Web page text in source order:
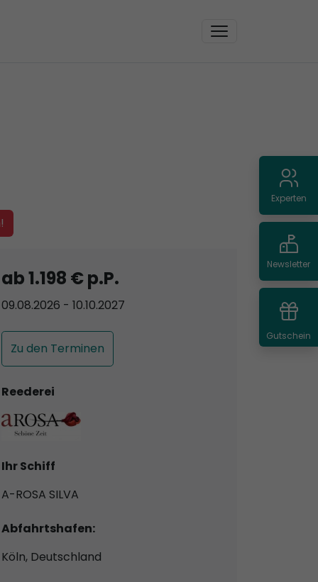
TARIF: Premium Alles Inklusive
ab 1.198 € p.P.
09.08.2026 - 10.10.2027
Zu den Terminen
Reederei
Ihr Schiff
A-ROSA SILVA
Abfahrtshafen:
Köln, Deutschland
Experten
Newsletter
Gutschein